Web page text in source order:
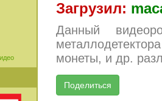
Загрузил:
Данный
монеты, и др.